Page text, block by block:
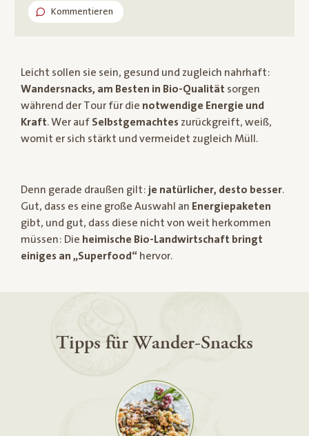
Kommentieren
Leicht sollen sie sein, gesund und zugleich nahrhaft:
Wandersnacks, am Besten in Bio-Qualität sorgen
während der Tour für die notwendige Energie und
Kraft. Wer auf Selbstgemachtes zurückgreift, weiß,
womit er sich stärkt und vermeidet zugleich Müll.
Denn gerade draußen gilt: je natürlicher, desto besser.
Gut, dass es eine große Auswahl an Energiepaketen
gibt, und gut, dass diese nicht von weit herkommen
müssen: Die heimische Bio-Landwirtschaft bringt
einiges an „Superfood“ hervor.
Tipps für Wander-Snacks